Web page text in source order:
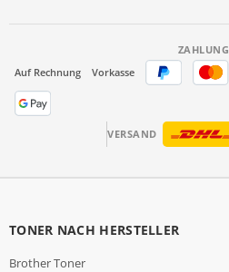
ZAHLUNG
Auf Rechnung
Vorkasse
VERSAND
TONER NACH HERSTELLER
Brother Toner